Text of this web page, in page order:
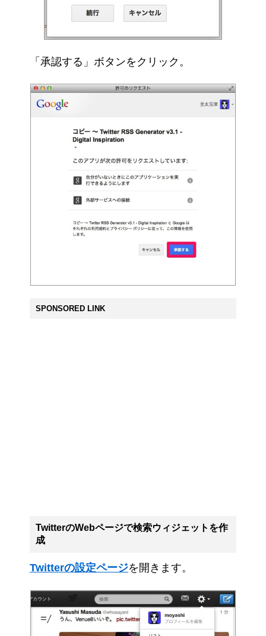
「承認する」ボタンをクリック。
SPONSORED LINK
TwitterのWebページで検索ウィジェットを作
成
Twitterの設定ページを開きます。